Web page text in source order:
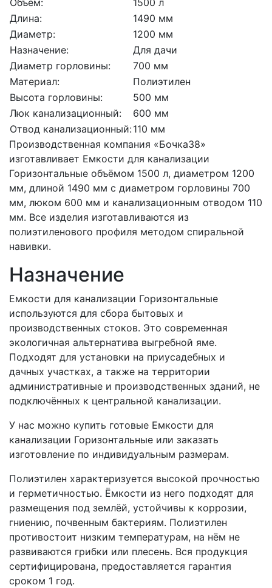
Объем:
1500 л
Длина:
1490 мм
Диаметр:
1200 мм
Назначение:
Для дачи
Диаметр горловины:
700 мм
Материал:
Полиэтилен
Высота горловины:
500 мм
Люк канализационный:
600 мм
Отвод канализационный:110 мм
Производственная компания «Бочка38»
изготавливает Емкости для канализации
Горизонтальные объёмом 1500 л, диаметром 1200
мм, длиной 1490 мм с диаметром горловины 700
мм, люком 600 мм и канализационным отводом 110
мм. Все изделия изготавливаются из
полиэтиленового профиля методом спиральной
навивки.
Назначение
Емкости для канализации Горизонтальные
используются для сбора бытовых и
производственных стоков. Это современная
экологичная альтернатива выгребной яме.
Подходят для установки на приусадебных и
дачных участках, а также на территории
административные и производственных зданий, не
подключённых к центральной канализации.
У нас можно купить готовые Емкости для
канализации Горизонтальные или заказать
изготовление по индивидуальным размерам.
Полиэтилен характеризуется высокой прочностью
и герметичностью. Ёмкости из него подходят для
размещения под землёй, устойчивы к коррозии,
гниению, почвенным бактериям. Полиэтилен
противостоит низким температурам, на нём не
развиваются грибки или плесень. Вся продукция
сертифицирована, предоставляется гарантия
сроком 1 год.